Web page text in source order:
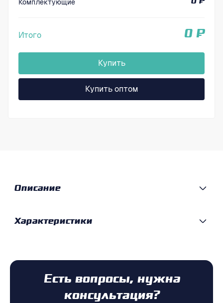
Комплектующие
0 ₽
Итого 0 ₽
Купить
Купить оптом
Описание
Характеристики
Есть вопросы, нужна
консультация?